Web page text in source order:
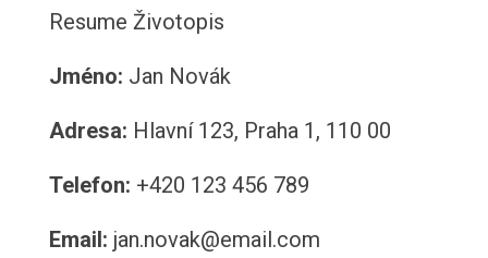
Resume Životopis
Jméno: Jan Novák
Adresa: Hlavní 123, Praha 1, 110 00
Telefon: +420 123 456 789
Email: jan.novak@email.com